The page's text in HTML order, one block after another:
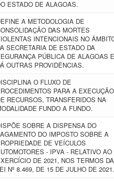
ESTADO DE ALAGOAS.
A METODOLOGIA DE
DAS MORTES
INTENCIONAIS NO
SECRETARIA DE ESTADO DA
PÚBLICA DE ALAGOAS E
OUTRAS PROVIDÊNCIAS.
O FLUXO DE
PARA A EXECUÇÃO
RECURSOS, TRANSFERIDOS NA
FUNDO A FUNDO.
SOBRE A DISPENSA DO
DO IMPOSTO SOBRE A
DE VEÍCULOS
- IPVA - RELATIVO AO
DE 2021, NOS TERMOS DA
Nº 8.469, DE 15 DE JULHO DE 2021.